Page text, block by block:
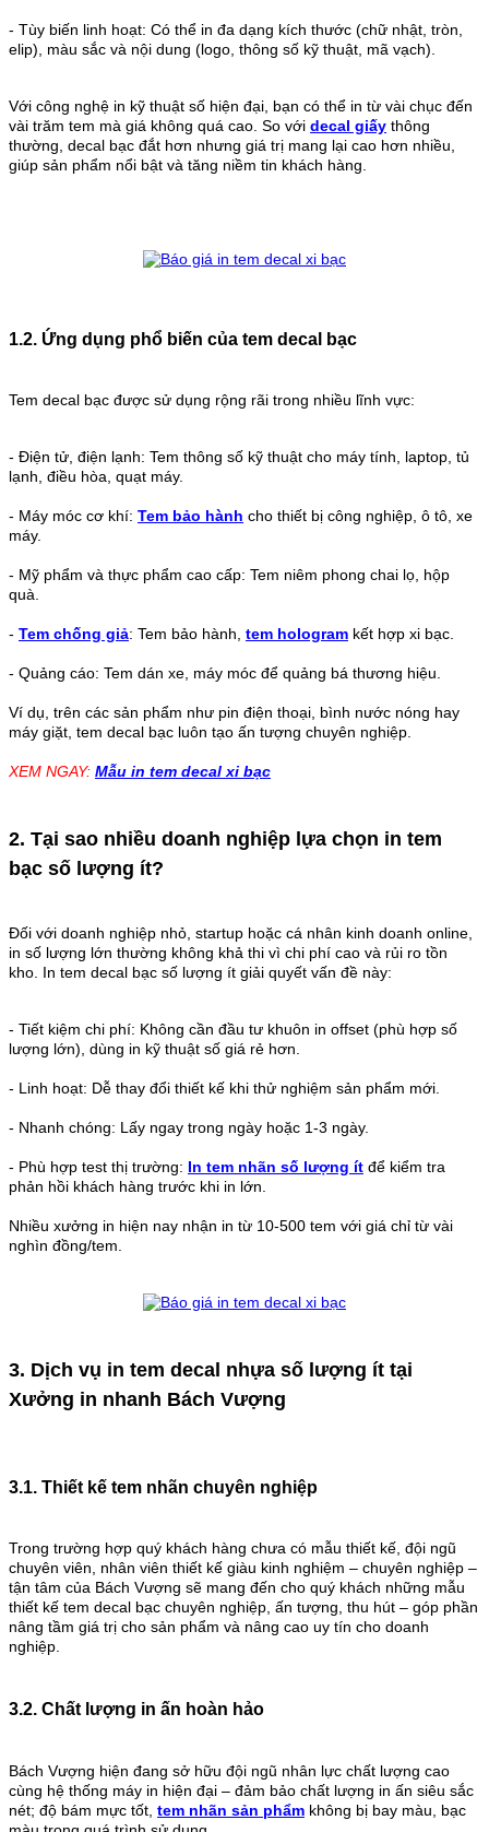
- Tùy biến linh hoạt: Có thể in đa dạng kích thước (chữ nhật, tròn,
elip), màu sắc và nội dung (logo, thông số kỹ thuật, mã vạch).
Với công nghệ in kỹ thuật số hiện đại, bạn có thể in từ vài chục đến
vài trăm tem mà giá không quá cao. So với decal giấy thông
thường, decal bạc đắt hơn nhưng giá trị mang lại cao hơn nhiều,
giúp sản phẩm nổi bật và tăng niềm tin khách hàng.
1.2. Ứng dụng phổ biến của tem decal bạc
Tem decal bạc được sử dụng rộng rãi trong nhiều lĩnh vực:
- Điện tử, điện lạnh: Tem thông số kỹ thuật cho máy tính, laptop, tủ
lạnh, điều hòa, quạt máy.
- Máy móc cơ khí: Tem bảo hành cho thiết bị công nghiệp, ô tô, xe
máy.
- Mỹ phẩm và thực phẩm cao cấp: Tem niêm phong chai lọ, hộp
quà.
- Tem chống giả: Tem bảo hành, tem hologram kết hợp xi bạc.
- Quảng cáo: Tem dán xe, máy móc để quảng bá thương hiệu.
Ví dụ, trên các sản phẩm như pin điện thoại, bình nước nóng hay
máy giặt, tem decal bạc luôn tạo ấn tượng chuyên nghiệp.
XEM NGAY: Mẫu in tem decal xi bạc
2. Tại sao nhiều doanh nghiệp lựa chọn in tem
bạc số lượng ít?
Đối với doanh nghiệp nhỏ, startup hoặc cá nhân kinh doanh online,
in số lượng lớn thường không khả thi vì chi phí cao và rủi ro tồn
kho. In tem decal bạc số lượng ít giải quyết vấn đề này:
- Tiết kiệm chi phí: Không cần đầu tư khuôn in offset (phù hợp số
lượng lớn), dùng in kỹ thuật số giá rẻ hơn.
- Linh hoạt: Dễ thay đổi thiết kế khi thử nghiệm sản phẩm mới.
- Nhanh chóng: Lấy ngay trong ngày hoặc 1-3 ngày.
- Phù hợp test thị trường: In tem nhãn số lượng ít để kiểm tra
phản hồi khách hàng trước khi in lớn.
Nhiều xưởng in hiện nay nhận in từ 10-500 tem với giá chỉ từ vài
nghìn đồng/tem.
3. Dịch vụ in tem decal nhựa số lượng ít tại
Xưởng in nhanh Bách Vượng
3.1. Thiết kế tem nhãn chuyên nghiệp
Trong trường hợp quý khách hàng chưa có mẫu thiết kế, đội ngũ
chuyên viên, nhân viên thiết kế giàu kinh nghiệm – chuyên nghiệp –
tận tâm của Bách Vượng sẽ mang đến cho quý khách những mẫu
thiết kế tem decal bạc chuyên nghiệp, ấn tượng, thu hút – góp phần
nâng tầm giá trị cho sản phẩm và nâng cao uy tín cho doanh
nghiệp.
3.2. Chất lượng in ấn hoàn hảo
Bách Vượng hiện đang sở hữu đội ngũ nhân lực chất lượng cao
cùng hệ thống máy in hiện đại – đảm bảo chất lượng in ấn siêu sắc
nét; độ bám mực tốt, tem nhãn sản phẩm không bị bay màu, bạc